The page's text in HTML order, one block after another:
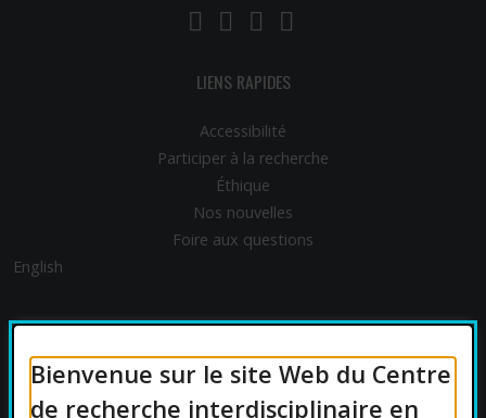
Bienvenue sur le site Web du Centre
de recherche interdisciplinaire en
LinkedIn
YouTube
Twitter
LIENS RAPIDES
Accessibilité
Participer à la recherche
Éthique
Nos nouvelles
Foire aux questions
English